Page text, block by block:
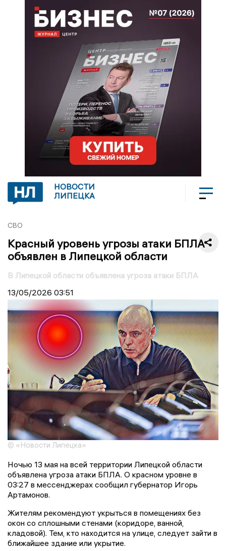
НОВОСТИ
ЛИПЕЦКА
СВО
Красный уровень угрозы атаки БПЛА
объявлен в Липецкой области
В Липецкой области объявлена угроза атаки БПЛА
13/05/2026 03:51
© «Новости Липецка»
Ночью 13 мая на всей территории Липецкой области
объявлена угроза атаки БПЛА. О красном уровне в
03:27 в мессенджерах сообщил губернатор Игорь
Артамонов.
Жителям рекомендуют укрыться в помещениях без
окон со сплошными стенами (коридоре, ванной,
кладовой). Тем, кто находится на улице, следует зайти в
ближайшее здание или укрытие.